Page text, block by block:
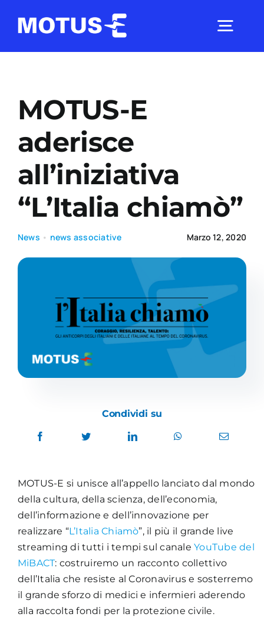
Studi e ricerche
Analisi di mercato
Utilità
Academy
MOTUS-E
aderisce
all’iniziativa
“L’Italia chiamò”
News • news associative Marzo 12, 2020
Condividi su
MOTUS-E si unisce all’appello lanciato dal mondo
della cultura, della scienza, dell’economia,
dell’informazione e dell’innovazione per
realizzare “L’Italia Chiamò”, il più il grande live
streaming di tutti i tempi sul canale YouTube del
MiBACT: costruiremo un racconto collettivo
dell’Italia che resiste al Coronavirus e sosterremo
il grande sforzo di medici e infermieri aderendo
alla raccolta fondi per la protezione civile.